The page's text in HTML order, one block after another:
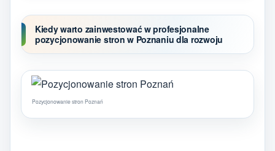
Kiedy warto zainwestować w profesjonalne
pozycjonowanie stron w Poznaniu dla rozwoju
Pozycjonowanie stron Poznań